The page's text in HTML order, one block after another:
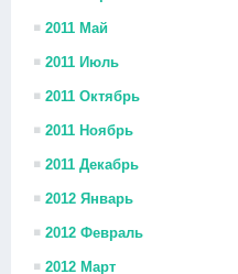
2011 Май
2011 Июль
2011 Октябрь
2011 Ноябрь
2011 Декабрь
2012 Январь
2012 Февраль
2012 Март